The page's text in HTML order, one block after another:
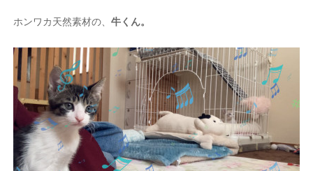
ホンワカ天然素材の、 牛くん。